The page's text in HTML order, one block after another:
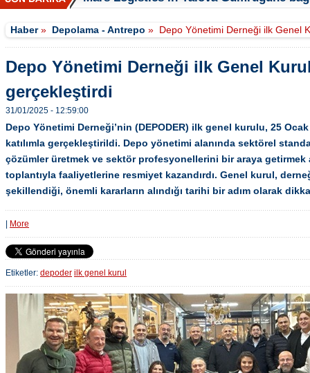
Haber» Depolama - Antrepo » Depo Yönetimi Derneği ilk Genel
Depo Yönetimi Derneği ilk Genel
gerçekleştirdi
31/01/2025 - 12:59:00
Depo Yönetimi Derneği’nin (DEPODER) ilk genel kurulu, 25
katılımla gerçekleştirildi. Depo yönetimi alanında sektörel
çözümler üretmek ve sektör profesyonellerini bir araya getirmek
toplantıyla faaliyetlerine resmiyet kazandırdı. Genel kurul,
şekillendiği, önemli kararların alındığı tarihi bir adım olarak
More
Etiketler: depoder ilk genel kurul